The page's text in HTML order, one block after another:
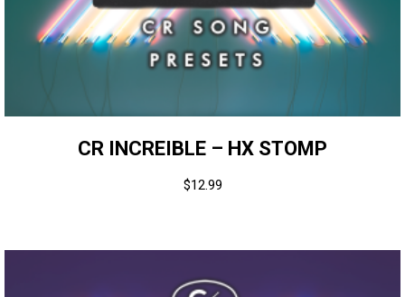
CR INCREIBLE – HX STOMP
$12.99